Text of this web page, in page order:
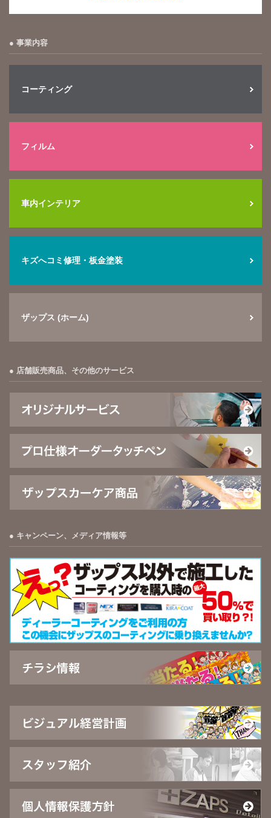
事業内容
コーティング
フィルム
車内インテリア
キズへコミ修理・板金塗装
ザップス (ホーム)
店舗販売商品、その他のサービス
キャンペーン、メディア情報等